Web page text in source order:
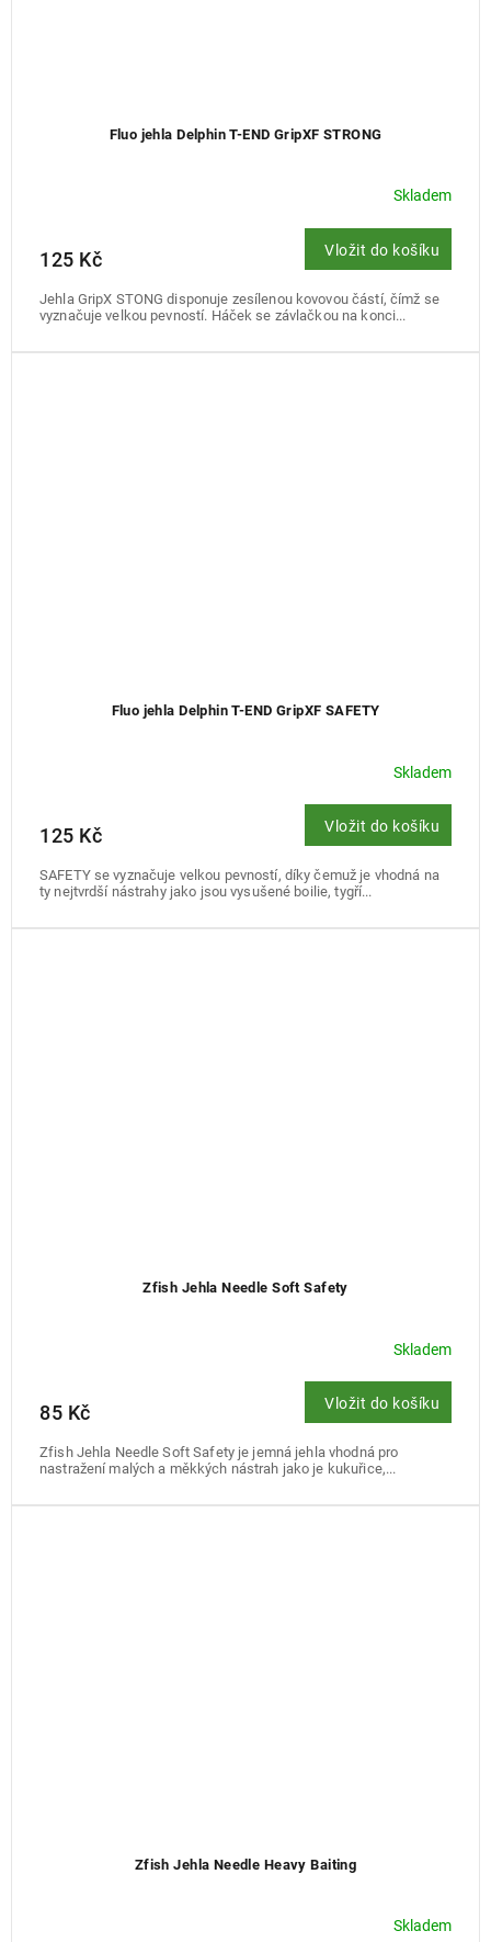
Fluo jehla Delphin T-END GripXF STRONG
Skladem
125 Kč Vložit do košíku
Jehla GripX STONG disponuje zesílenou kovovou částí, čímž se
vyznačuje velkou pevností. Háček se závlačkou na konci...
Fluo jehla Delphin T-END GripXF SAFETY
Skladem
125 Kč Vložit do košíku
SAFETY se vyznačuje velkou pevností, díky čemuž je vhodná na
ty nejtvrdší nástrahy jako jsou vysušené boilie, tygří...
Zfish Jehla Needle Soft Safety
Skladem
85 Kč Vložit do košíku
Zfish Jehla Needle Soft Safety je jemná jehla vhodná pro
nastražení malých a měkkých nástrah jako je kukuřice,...
Zfish Jehla Needle Heavy Baiting
Skladem